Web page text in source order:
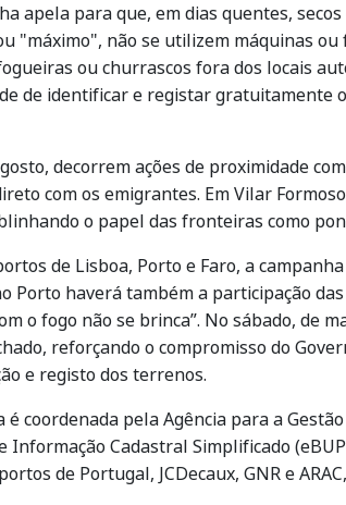
apela para que, em dias quentes,
"máximo", não se utilizem máquinas
ou churrascos fora dos locais
de identificar e registar gratuitamente
decorrem ações de proximidade
com os emigrantes. Em Vilar
o papel das fronteiras como
de Lisboa, Porto e Faro, a
Porto haverá também a participação
o fogo não se brinca”. No sábado, de
reforçando o compromisso do
e registo dos terrenos.
é coordenada pela Agência para a
Informação Cadastral Simplificado
de Portugal, JCDecaux, GNR e